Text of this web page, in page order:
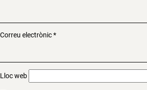
Correu electrònic*
Lloc web